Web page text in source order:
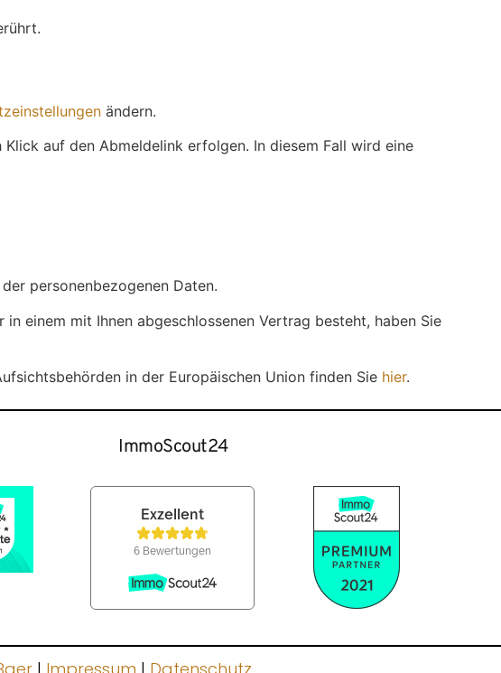
ändern.
auf den Abmeldelink erfolgen. In diesem Fall wird eine
personenbezogenen Daten.
einem mit Ihnen abgeschlossenen Vertrag besteht, haben Sie
in der Europäischen Union finden Sie hier.
ImmoScout24